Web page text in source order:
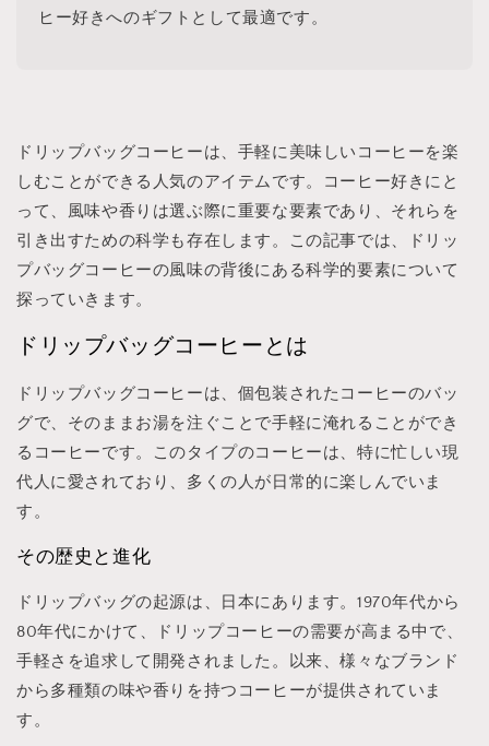
ヒー好きへのギフトとして最適です。
ドリップバッグコーヒーは、手軽に美味しいコーヒーを楽
しむことができる人気のアイテムです。コーヒー好きにと
って、風味や香りは選ぶ際に重要な要素であり、それらを
引き出すための科学も存在します。この記事では、ドリッ
プバッグコーヒーの風味の背後にある科学的要素について
探っていきます。
ドリップバッグコーヒーとは
ドリップバッグコーヒーは、個包装されたコーヒーのバッ
グで、そのままお湯を注ぐことで手軽に淹れることができ
るコーヒーです。このタイプのコーヒーは、特に忙しい現
代人に愛されており、多くの人が日常的に楽しんでいま
す。
その歴史と進化
ドリップバッグの起源は、日本にあります。1970年代から
80年代にかけて、ドリップコーヒーの需要が高まる中で、
手軽さを追求して開発されました。以来、様々なブランド
から多種類の味や香りを持つコーヒーが提供されていま
す。